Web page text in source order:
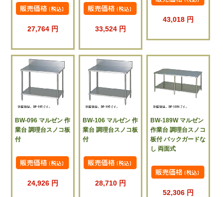
27,764 円 33,524 円
43,018 円
BW-096 マルゼン 作
業台 調理台スノコ板
付
24,926 円
BW-106 マルゼン 作
業台 調理台スノコ板
付
28,710 円
BW-189W マルゼン
作業台 調理台スノコ
板付 バックガードな
し 両面式
52,306 円